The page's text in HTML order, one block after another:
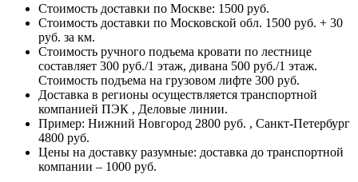
Стоимость доставки по Москве: 1500 руб.
Стоимость доставки по Московской обл. 1500 руб. + 30
руб. за км.
Стоимость ручного подъема кровати по лестнице
составляет 300 руб./1 этаж, дивана 500 руб./1 этаж.
Стоимость подъема на грузовом лифте 300 руб.
Доставка в регионы осуществляется транспортной
компанией ПЭК , Деловые линии.
Пример: Нижний Новгород 2800 руб. , Санкт-Петербург
4800 руб.
Цены на доставку разумные: доставка до транспортной
компании – 1000 руб.